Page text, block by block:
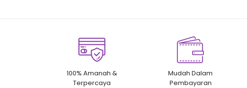
100% Amanah &
Terpercaya
Mudah Dalam
Pembayaran